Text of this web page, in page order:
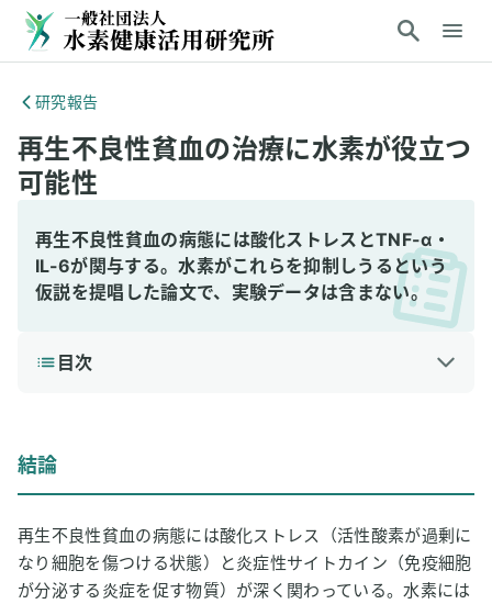
研究報告
再生不良性貧血の治療に水素が役立つ
可能性
再生不良性貧血の病態には酸化ストレスとTNF-α・
IL-6が関与する。水素がこれらを抑制しうるという
仮説を提唱した論文で、実験データは含まない。
目次
3 仮説の根拠
4 提案された検証方法
5 考察と今後の課題
結論
再生不良性貧血の病態には酸化ストレス（活性酸素が過剰に
なり細胞を傷つける状態）と炎症性サイトカイン（免疫細胞
が分泌する炎症を促す物質）が深く関わっている。水素には